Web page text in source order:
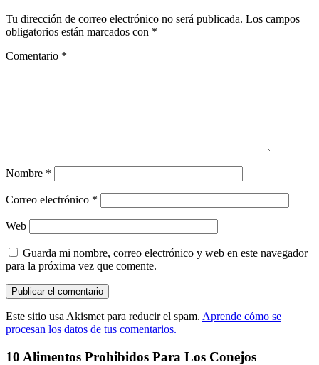
Tu dirección de correo electrónico no será publicada. Los campos
obligatorios están marcados con *
Comentario *
Nombre *
Correo electrónico *
Web
Guarda mi nombre, correo electrónico y web en este navegador
para la próxima vez que comente.
Este sitio usa Akismet para reducir el spam. Aprende cómo se
procesan los datos de tus comentarios.
10 Alimentos Prohibidos Para Los Conejos